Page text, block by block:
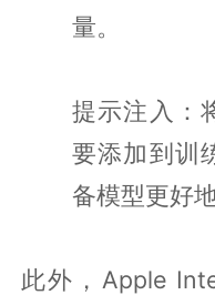
量。
提示注入：
要添加到训
备模型更好
此外，Apple